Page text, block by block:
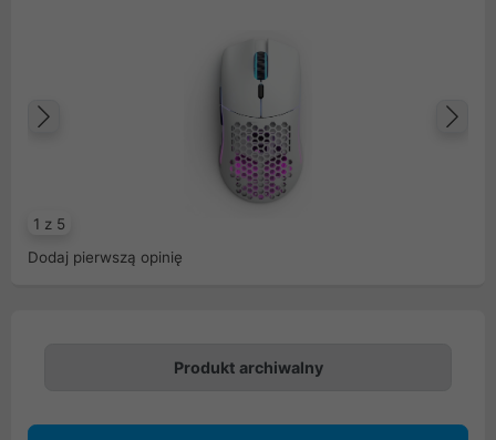
1 z 5
Dodaj pierwszą opinię
Produkt archiwalny